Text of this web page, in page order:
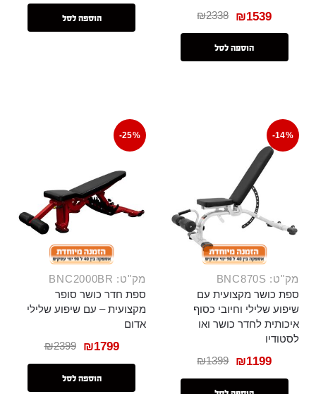
₪2338 ₪1539
הוספה לסל
הוספה לסל
-14%
מק"ט: BNC870S
ספת כושר מקצועית עם
שיפוע שלילי וחיובי כסוף
איכותית לחדר כושר ואו
לסטודיו
₪1399 ₪1199
-25%
מק"ט: BNC2000BR
ספת חדר כושר סופר
מקצועית – עם שיפוע שלילי
אדום
₪2399 ₪1799
הוספה לסל